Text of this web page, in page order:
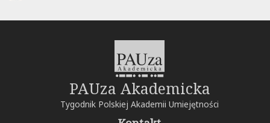
PAUza Akademicka
Tygodnik Polskiej Akademii Umiejętności